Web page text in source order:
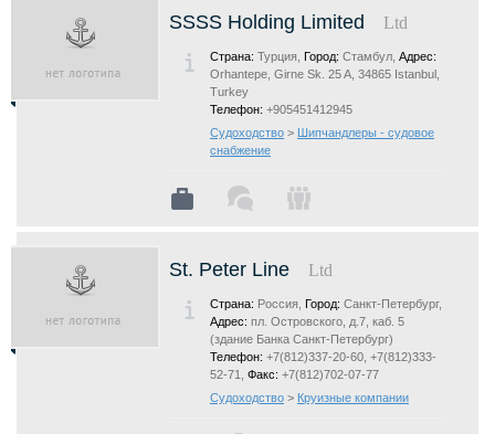
SSSS Holding Limited Ltd
Страна: Турция, Город: Стамбул, Адрес:
Orhantepe, Girne Sk. 25 A, 34865 Istanbul,
Turkey
Телефон: +905451412945
Судоходство > Шипчандлеры - судовое
снабжение
St. Peter Line Ltd
Страна: Россия, Город: Санкт-Петербург,
Адрес: пл. Островского, д.7, каб. 5
(здание Банка Санкт-Петербург)
Телефон: +7(812)337-20-60, +7(812)333-
52-71, Факс: +7(812)702-07-77
Судоходство > Круизные компании